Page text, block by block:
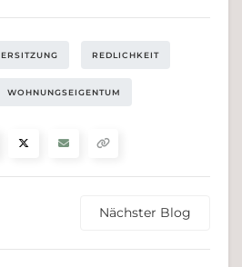
ERSITZUNG REDLICHKEIT
WOHNUNGSEIGENTUM
Nächster Blog